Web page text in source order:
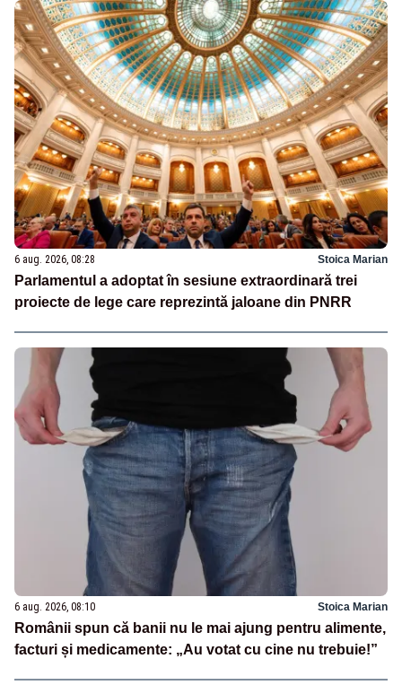
6 aug. 2026, 08:28 Stoica Marian
Parlamentul a adoptat în sesiune extraordinară trei
proiecte de lege care reprezintă jaloane din PNRR
6 aug. 2026, 08:10 Stoica Marian
Românii spun că banii nu le mai ajung pentru alimente,
facturi și medicamente: „Au votat cu cine nu trebuie!”